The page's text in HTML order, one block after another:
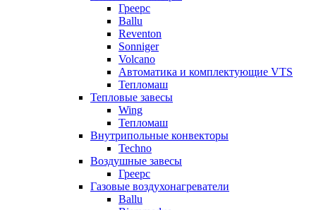
Греерс
Ballu
Reventon
Sonniger
Volcano
Автоматика и комплектующие VTS
Тепломаш
Тепловые завесы
Wing
Тепломаш
Внутрипольные конвекторы
Techno
Воздушные завесы
Греерс
Газовые воздухонагреватели
Ballu